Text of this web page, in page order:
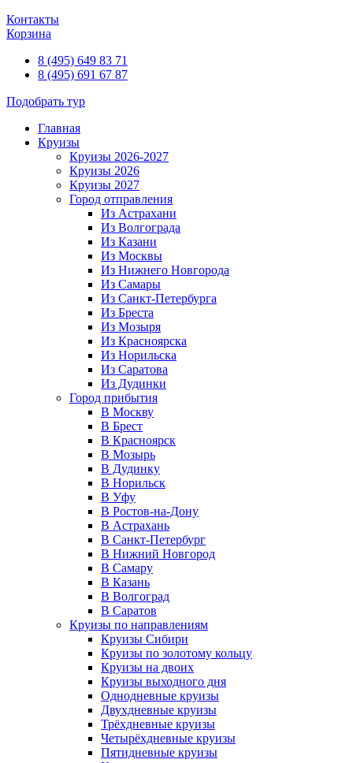
Контакты
Корзина
8 (495) 649 83 71
8 (495) 691 67 87
Подобрать тур
Главная
Круизы
Круизы 2026-2027
Круизы 2026
Круизы 2027
Город отправления
Из Астрахани
Из Волгограда
Из Казани
Из Москвы
Из Нижнего Новгорода
Из Самары
Из Санкт-Петербурга
Из Бреста
Из Мозыря
Из Красноярска
Из Норильска
Из Саратова
Из Дудинки
Город прибытия
В Москву
В Брест
В Красноярск
В Мозырь
В Дудинку
В Норильск
В Уфу
В Ростов-на-Дону
В Астрахань
В Санкт-Петербург
В Нижний Новгород
В Самару
В Казань
В Волгоград
В Саратов
Круизы по направлениям
Круизы Сибири
Круизы по золотому кольцу
Круизы на двоих
Круизы выходного дня
Однодневные круизы
Двухдневные круизы
Трёхдневные круизы
Четырёхдневные круизы
Пятидневные круизы